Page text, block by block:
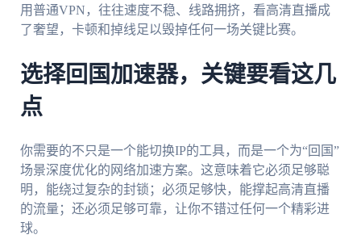
用普通VPN，往往速度不稳、线路拥挤，看高清直播成
了奢望，卡顿和掉线足以毁掉任何一场关键比赛。
选择回国加速器，关键要看这几
点
你需要的不只是一个能切换IP的工具，而是一个为“回国”
场景深度优化的网络加速方案。这意味着它必须足够聪
明，能绕过复杂的封锁；必须足够快，能撑起高清直播
的流量；还必须足够可靠，让你不错过任何一个精彩进
球。